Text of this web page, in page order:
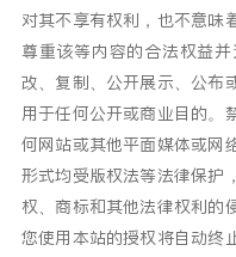
对其不享有权利，也不意味
尊重该等内容的合法权益
改、复制、公开展示、公布
用于任何公开或商业目的。
何网站或其他平面媒体或网
形式均受版权法等法律保护
权、商标和其他法律权利的
您使用本站的授权将自动终